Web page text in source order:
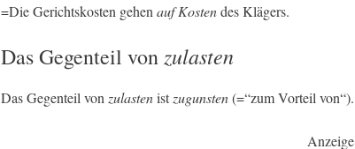
=Die Gerichtskosten gehenauf Kostendes Klägers.
Das Gegenteil vonzulasten
Das Gegenteil vonzulastenistzugunsten(=“zum Vorteil von“).
Anzeige